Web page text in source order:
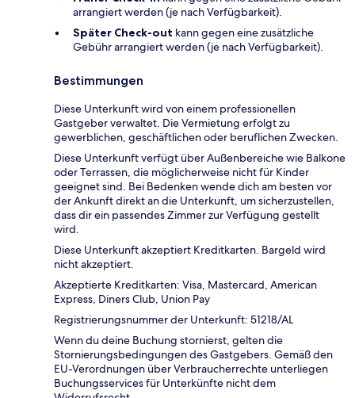
arrangiert werden (je nach Verfügbarkeit).
Später Check-out kann gegen eine zusätzliche
Gebühr arrangiert werden (je nach Verfügbarkeit).
Bestimmungen
Diese Unterkunft wird von einem professionellen
Gastgeber verwaltet. Die Vermietung erfolgt zu
gewerblichen, geschäftlichen oder beruflichen Zwecken.
Diese Unterkunft verfügt über Außenbereiche wie Balkone
oder Terrassen, die möglicherweise nicht für Kinder
geeignet sind. Bei Bedenken wende dich am besten vor
der Ankunft direkt an die Unterkunft, um sicherzustellen,
dass dir ein passendes Zimmer zur Verfügung gestellt
wird.
Diese Unterkunft akzeptiert Kreditkarten. Bargeld wird
nicht akzeptiert.
Akzeptierte Kreditkarten: Visa, Mastercard, American
Express, Diners Club, Union Pay
Registrierungsnummer der Unterkunft: 51218/AL
Wenn du deine Buchung stornierst, gelten die
Stornierungsbedingungen des Gastgebers. Gemäß den
EU-Verordnungen über Verbraucherrechte unterliegen
Buchungsservices für Unterkünfte nicht dem